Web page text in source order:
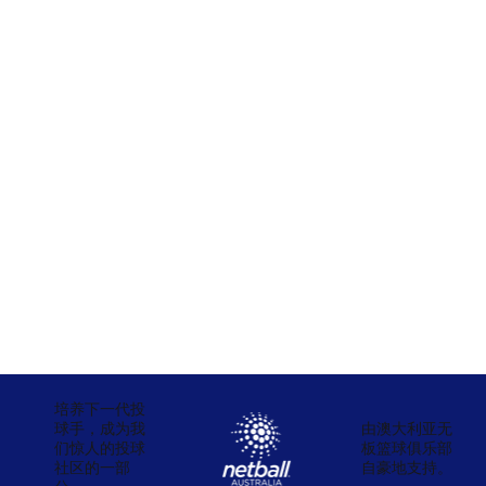
由澳大利亚无
板篮球俱乐部
自豪地支持。
培养下一代投
球手，成为我
们惊人的投球
社区的一部